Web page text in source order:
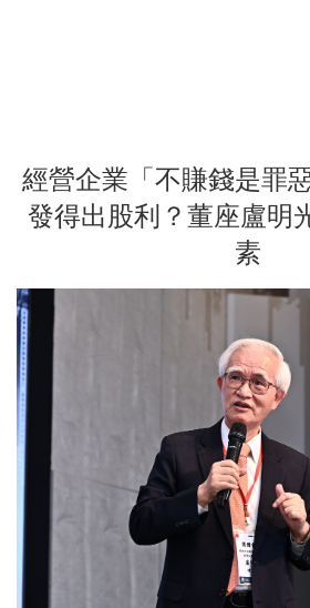
經營企業「不賺錢是罪
發得出股利？董座盧明
素